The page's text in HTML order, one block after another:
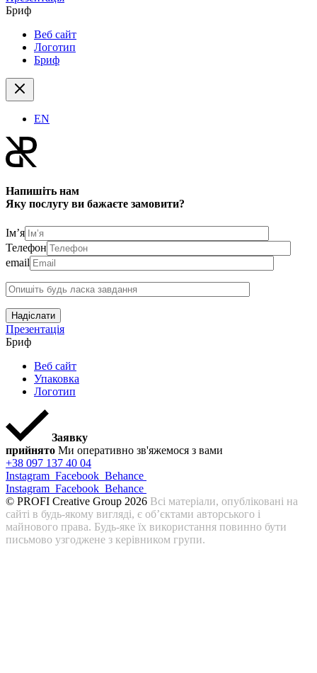
Бриф
Веб сайт
Логотип
Бриф
EN
Напишіть нам
Яку послугу ви бажаєте замовити?
Ім’я
Телефон
email
Надіслати
Презентація
Бриф
Веб сайт
Упаковка
Логотип
Заявку
прийнято Ми оперативно зв'яжемося з вами
+38 097 137 40 04
Instagram Facebook Behance
Instagram Facebook Behance
© PROFI Creative Group 2026 Всі матеріали, опубліковані на
сайті в будь-якому вигляді, є об’єктами авторського і
майнового права. Будь-яке їх використання повинно бути
письмово узгоджене з керівником групи.